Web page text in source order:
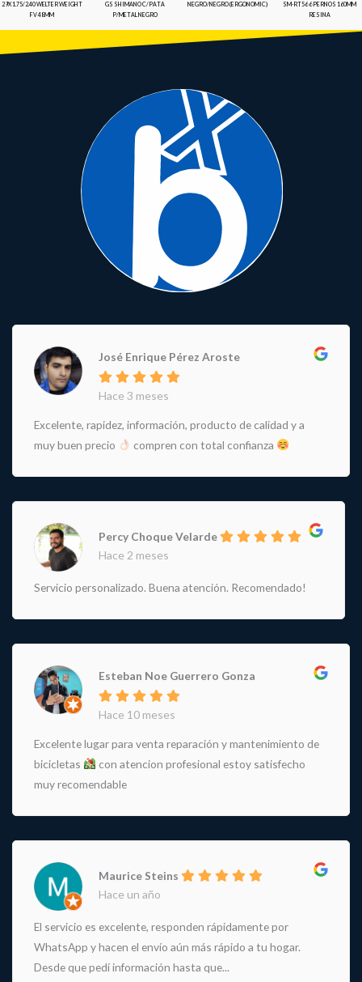
29X1.75/2.40 WELTER WEIGHT
FV 48MM
GS SHIMANO C/PATA
P/METAL NEGRO
NEGRO/NEGRO (ERGONOMIC)
SM-RT56 6 PERNOS 160MM
RESINA
José Enrique Pérez Aroste
Hace 3 meses
Excelente, rapidez, información, producto de calidad y a
muy buen precio
compren con total confianza
Percy Choque Velarde
Hace 2 meses
Servicio personalizado. Buena atención. Recomendado!
Esteban Noe Guerrero Gonza
Hace 10 meses
Excelente lugar para venta reparación y mantenimiento de
bicicletas
con atencion profesional estoy satisfecho
muy recomendable
Maurice Steins
Hace un año
El servicio es excelente, responden rápidamente por
WhatsApp y hacen el envío aún más rápido a tu hogar.
Desde que pedí información hasta que...